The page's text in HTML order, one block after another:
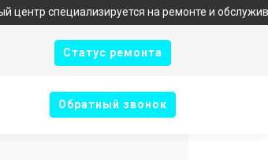
на ремонте и обслуживании
Cтатус ремонта
Oбратный звонок